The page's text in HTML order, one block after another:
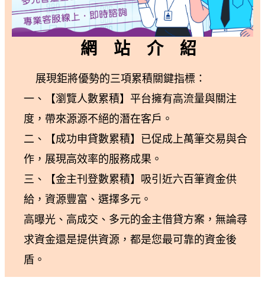
網 站 介 紹
展現鉅將優勢的三項累積關鍵指標：
一、【瀏覽人數累積】平台擁有高流量與關注
度，帶來源源不絕的潛在客戶。
二、【成功申貸數累積】已促成上萬筆交易與合
作，展現高效率的服務成果。
三、【金主刊登數累積】吸引近六百筆資金供
給，資源豐富、選擇多元。
高曝光、高成交、多元的金主借貸方案，無論尋
求資金還是提供資源，都是您最可靠的資金後
盾。